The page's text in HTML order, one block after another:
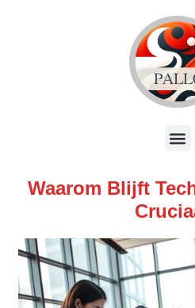
Waarom Blijft